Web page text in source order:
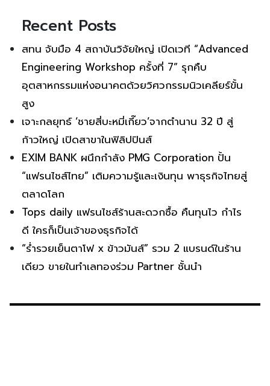
Recent Posts
สทน จับมือ 4 สถาบันวิจัยใหญ่ เปิดเวที “Advanced
Engineering Workshop ครั้งที่ 7” รุกคืบ
อุตสาหกรรมแห่งอนาคตด้วยวิศวกรรมนิวเคลียร์ขั้น
สูง
เจาะกลยุทธ์ ‘ชายสี่บะหมี่เกี๊ยว’จากตำนาน 32 ปี สู่
ก้าวใหญ่ เปิดสาขาในฟิลิปปินส์
EXIM BANK ผนึกกำลัง PMG Corporation ปั้น
“แฟรนไชส์ไทย” เติมความรู้และเงินทุน พาธุรกิจไทยสู่
ตลาดโลก
Tops daily แฟรนไชส์ร้านสะดวกซื้อ คืนทุนไว กำไร
ดี ใครก็เป็นเจ้าของธุรกิจได้
“ร่ำรวยเย็นตาโฟ x ข้าวมันส์” รวม 2 แบรนด์ในร้าน
เดียว ขายในทำเลทองร่วม Partner ชั้นนำ